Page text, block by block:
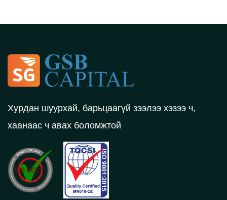
Хурдан шуурхай, барьцаагүй зээлээ хэзээ ч,
хаанаас ч авах боломжтой